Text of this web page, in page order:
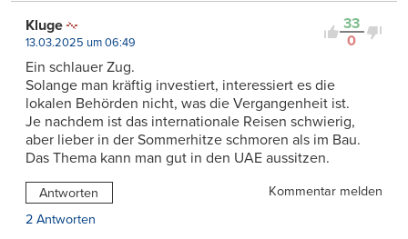
33
0
Kluge
13.03.2025 um 06:49
Ein schlauer Zug.
Solange man kräftig investiert, interessiert es die
lokalen Behörden nicht, was die Vergangenheit ist.
Je nachdem ist das internationale Reisen schwierig,
aber lieber in der Sommerhitze schmoren als im Bau.
Das Thema kann man gut in den UAE aussitzen.
Antworten
Kommentar melden
2 Antworten